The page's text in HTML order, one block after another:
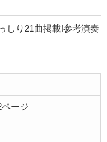
しり21曲掲載!参考演奏
ージ